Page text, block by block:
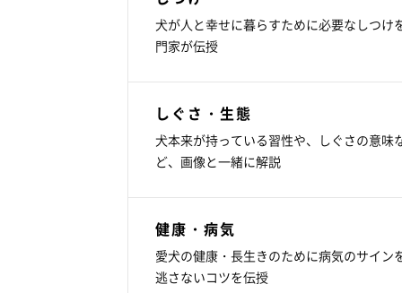
犬が人と幸せに暮らすために必要なしつけ
門家が伝授
しぐさ・生態
犬本来が持っている習性や、しぐさの意味
ど、画像と一緒に解説
健康・病気
愛犬の健康・長生きのために病気のサイン
逃さないコツを伝授